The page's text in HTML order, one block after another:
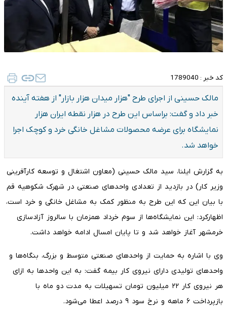
کد خبر : 1789040
مالک حسینی از اجرای طرح "هزار میدان هزار بازار" از هفته آینده
خبر داد و گفت: براساس این طرح در هزار نقطه ایران هزار
نمایشگاه برای عرضه محصولات مشاغل خانگی خرد و کوچک اجرا
خواهد شد.
به گزارش ایلنا، سید مالک حسینی (معاون اشتغال و توسعه کارآفرینی
وزیر کار) در بازدید از تعدادی واحد‌های صنعتی در شهرک شکوهیه قم
با بیان این که این طرح به منظور کمک به مشاغل خانگی و خرد است،
اظهارکرد: این نمایشگاه‌ها از سوم خرداد همزمان با سالروز آزادسازی
خرمشهر آغاز خواهد شد و تا پایان امسال ادامه خواهد داشت.
وی با اشاره به حمایت از واحد‌های صنعتی متوسط و بزرگ، بنگاه‌ها و
واحدهای تولیدی دارای نیروی کار بیمه گفت: به این واحد‌ها به ازای
هر نیروی کار ۲۲ میلیون تومان تسهیلات به مدت دو ماه با
بازپرداخت ۶ ماهه و نرخ سود ۹ درصد اعطا می‌شود.